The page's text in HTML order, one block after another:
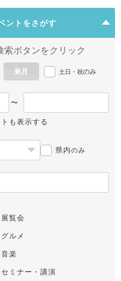
ントをさがす
ボタンをクリック
来月 土日・祝のみ
〜
も表示する
県内のみ
展覧会
グルメ
音楽
セミナー・講演